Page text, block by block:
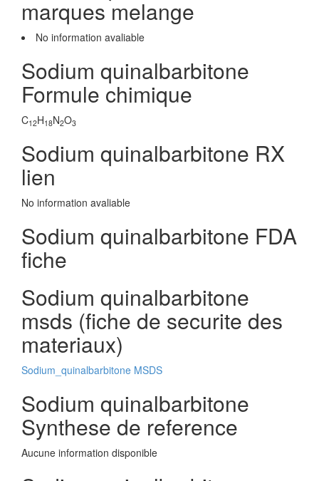
marques melange
No information avaliable
Sodium quinalbarbitone
Formule chimique
C12H18N2O3
Sodium quinalbarbitone RX
lien
No information avaliable
Sodium quinalbarbitone FDA
fiche
Sodium quinalbarbitone
msds (fiche de securite des
materiaux)
Sodium_quinalbarbitone MSDS
Sodium quinalbarbitone
Synthese de reference
Aucune information disponible